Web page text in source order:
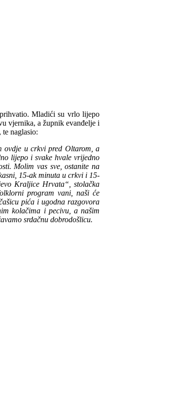
Mladići su vrlo lijepo
vjernika, a župnik evanđelje i
naglasio:
ovdje u crkvi pred Oltarom, a
lijepo i svake hvale vrijedno
Molim vas sve, ostanite na
15-ak minuta u crkvi i 15-
Kraljice Hrvata“, stolačka
program vani, naši će
pića i ugodna razgovora
kolačima i pecivu, a našim
srdačnu dobrodošlicu.